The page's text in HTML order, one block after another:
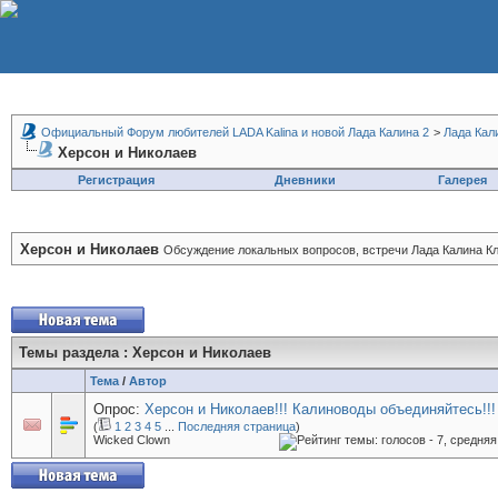
Официальный Форум любителей LADA Kalina и новой Лада Калина 2 > Лада
Херсон и Николаев
Регистрация Дневники Галерея
Херсон и Николаев Обсуждение локальных вопросов, встречи Лада Калина
Темы раздела: Херсон и Николаев
Тема / Автор
Опрос: Херсон и Николаев!!! Калиноводы объединяйтесь!!!
( 1 2 3 4 5 Последняя страница)
Wicked Clown